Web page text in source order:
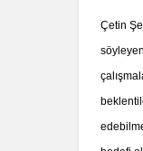
Çetin